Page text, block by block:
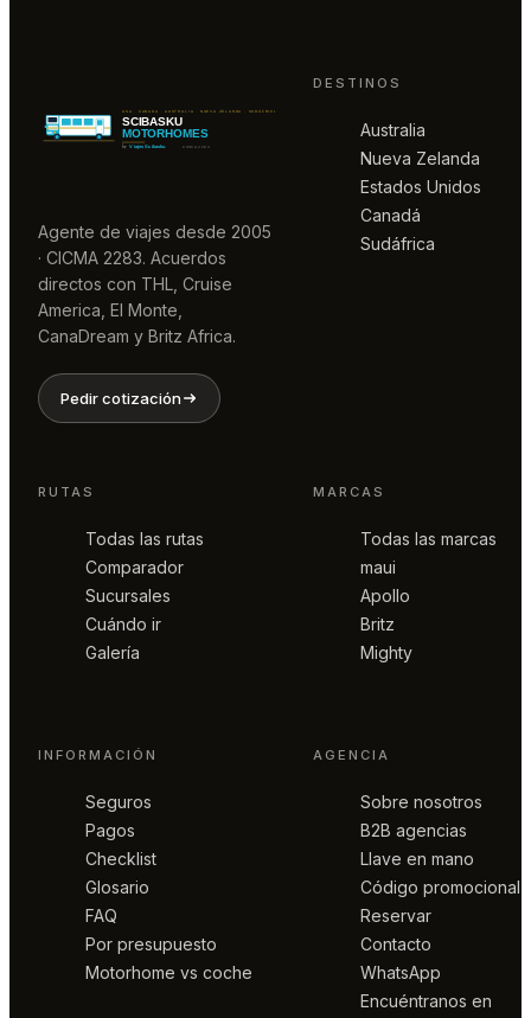
Agente de viajes desde 2005
· CICMA 2283. Acuerdos
directos con THL, Cruise
America, El Monte,
CanaDream y Britz Africa.
Pedir cotización
DESTINOS
Australia
Nueva Zelanda
Estados Unidos
Canadá
Sudáfrica
RUTAS
Todas las rutas
Comparador
Sucursales
Cuándo ir
Galería
MARCAS
Todas las marcas
maui
Apollo
Britz
Mighty
INFORMACIÓN
Seguros
Pagos
Checklist
Glosario
FAQ
Por presupuesto
Motorhome vs coche
AGENCIA
Sobre nosotros
B2B agencias
Llave en mano
Código promocional
Reservar
Contacto
WhatsApp
Encuéntranos en